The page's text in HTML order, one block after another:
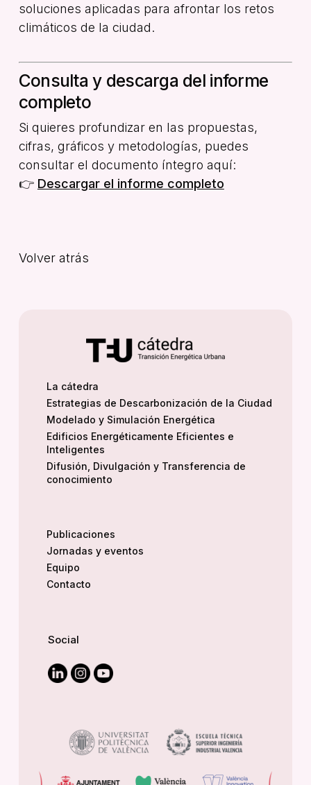
soluciones aplicadas para afrontar los retos
climáticos de la ciudad.
Consulta y descarga del informe
completo
Si quieres profundizar en las propuestas,
cifras, gráficos y metodologías, puedes
consultar el documento íntegro aquí:
👉 Descargar el informe completo
Volver atrás
La cátedra
Estrategias de Descarbonización de la Ciudad
Modelado y Simulación Energética
Edificios Energéticamente Eficientes e
Inteligentes
Difusión, Divulgación y Transferencia de
conocimiento
Publicaciones
Jornadas y eventos
Equipo
Contacto
Social